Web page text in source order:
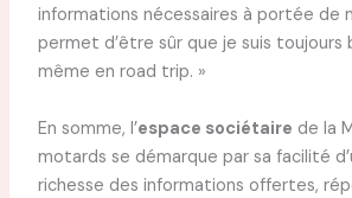
informations nécessaires à portée de
permet d’être sûr que je suis toujours
même en road trip. »
En somme, l’espace sociétaire de la
motards se démarque par sa facilité
richesse des informations offertes,